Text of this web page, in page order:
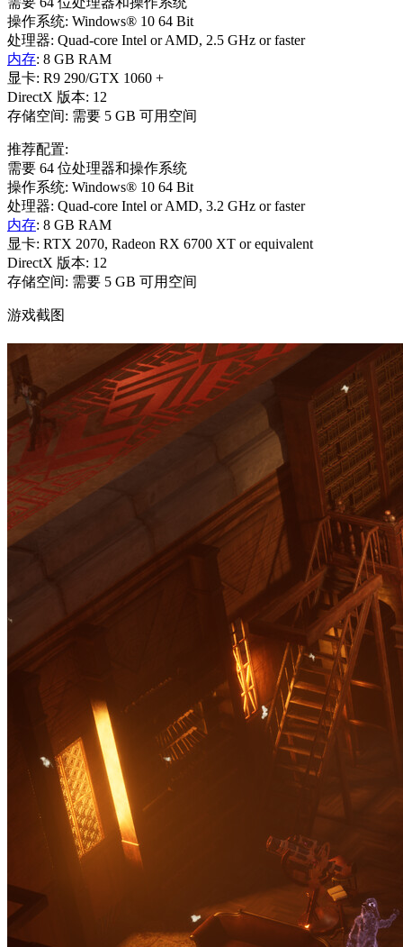
操作系统: Windows® 10 64 Bit
处理器: Quad-core Intel or AMD, 2.5 GHz or faster
内存: 8 GB RAM
显卡: R9 290/GTX 1060 +
DirectX 版本: 12
存储空间: 需要 5 GB 可用空间
推荐配置:
需要 64 位处理器和操作系统
操作系统: Windows® 10 64 Bit
处理器: Quad-core Intel or AMD, 3.2 GHz or faster
内存: 8 GB RAM
显卡: RTX 2070, Radeon RX 6700 XT or equivalent
DirectX 版本: 12
存储空间: 需要 5 GB 可用空间
游戏截图